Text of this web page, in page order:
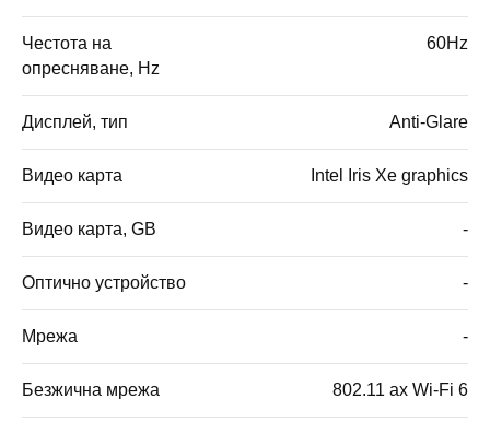
Честота на
опресняване, Hz
60Hz
Дисплей, тип Anti-Glare
Видео карта Intel Iris Xe graphics
Видео карта, GB -
Оптично устройство -
Мрежа -
Безжична мрежа 802.11 ax Wi-Fi 6